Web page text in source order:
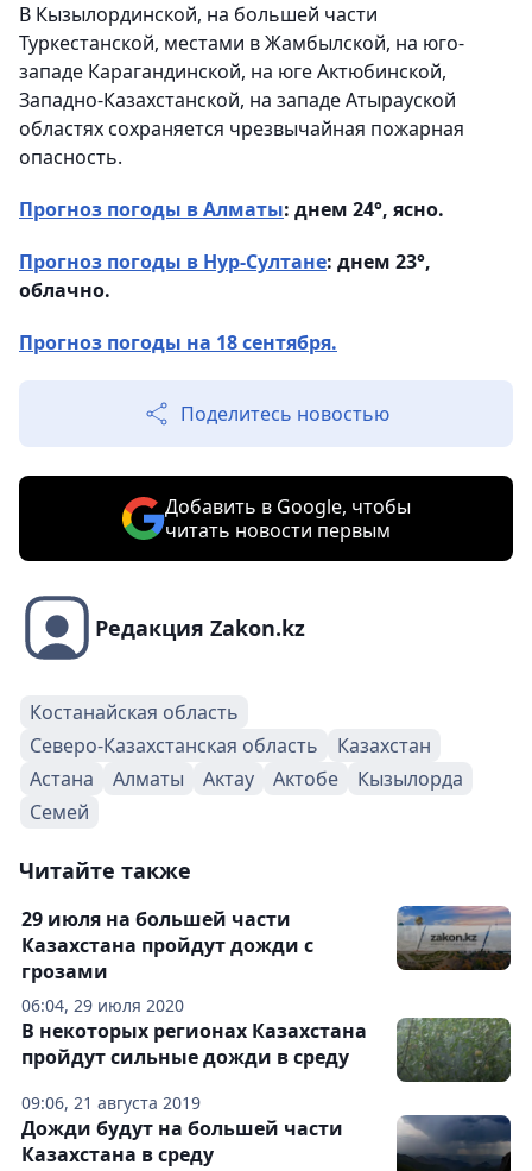
В Кызылординской, на большей части
Туркестанской, местами в Жамбылской, на юго-
западе Карагандинской, на юге Актюбинской,
Западно-Казахстанской, на западе Атырауской
областях сохраняется чрезвычайная пожарная
опасность.
Прогноз погоды в Алматы: днем 24°, ясно.
Прогноз погоды в Нур-Султане: днем 23°,
облачно.
Прогноз погоды на 18 сентября.
Поделитесь новостью
Добавить в Google, чтобы
читать новости первым
Редакция Zakon.kz
Костанайская область
Северо-Казахстанская область
Казахстан
Астана
Алматы Актау Актобе
Кызылорда
Семей
Читайте также
06:04, 29 июля 2020
29 июля на большей части
Казахстана пройдут дожди с
грозами
09:06, 21 августа 2019
В некоторых регионах Казахстана
пройдут сильные дожди в среду
Дожди будут на большей части
Казахстана в среду